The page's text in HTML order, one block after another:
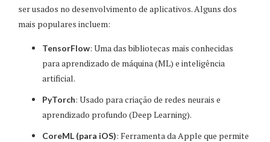
ser usados no desenvolvimento de aplicativos. Alguns dos
mais populares incluem:
TensorFlow: Uma das bibliotecas mais conhecidas
para aprendizado de máquina (ML) e inteligência
artificial.
PyTorch: Usado para criação de redes neurais e
aprendizado profundo (Deep Learning).
CoreML (para iOS): Ferramenta da Apple que permite